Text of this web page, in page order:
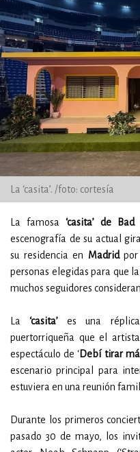
La ‘casita’. /foto: cortesía
La famosa ‘casita’ de Bad
escenografía de su actual
su residencia en Madridpor
personas elegidas para que
muchos seguidores consideran
La‘casita’ es una
puertorriqueña que el
espectáculo de ‘Debí tirar
escenario principal para
estuviera en una reunión
Durante los primeros
pasado 30 de mayo, los